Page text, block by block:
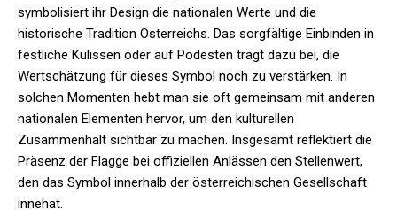
symbolisiert ihr Design die nationalen Werte und die
historische Tradition Österreichs. Das sorgfältige Einbinden in
festliche Kulissen oder auf Podesten trägt dazu bei, die
Wertschätzung für dieses Symbol noch zu verstärken. In
solchen Momenten hebt man sie oft gemeinsam mit anderen
nationalen Elementen hervor, um den kulturellen
Zusammenhalt sichtbar zu machen. Insgesamt reflektiert die
Präsenz der Flagge bei offiziellen Anlässen den Stellenwert,
den das Symbol innerhalb der österreichischen Gesellschaft
innehat.